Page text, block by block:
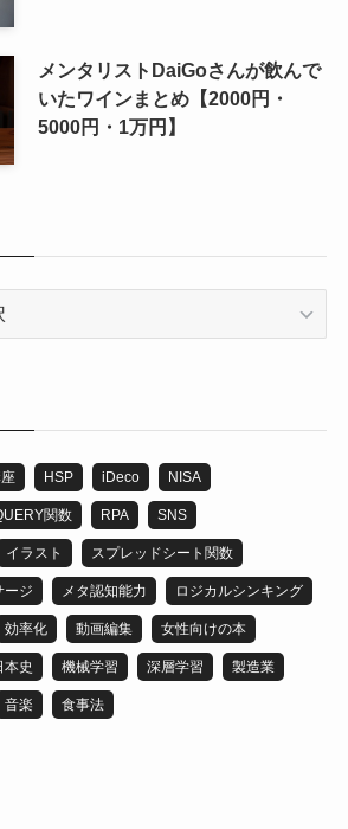
メンタリストDaiGoさんが飲んで
いたワインまとめ【2000円・
5000円・1万円】
HSP iDeco NISA
関数 RPA SNS
イラスト スプレッドシート関数
ージ メタ認知能力 ロジカルシンキング
効率化 動画編集 女性向けの本
本史 機械学習 深層学習 製造業
音楽 食事法